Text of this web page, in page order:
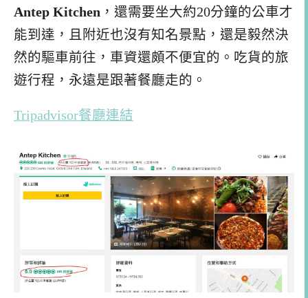
Antep Kitchen ，還需要坐大約20分鐘的公車才
能到達，且附近也沒有知名景點，還是毅然決
然的驅車前往，車資還頗不便宜的。吃貨的旅
遊行程，永遠是跟著餐廳走的。
Tripadvisor餐廳連結